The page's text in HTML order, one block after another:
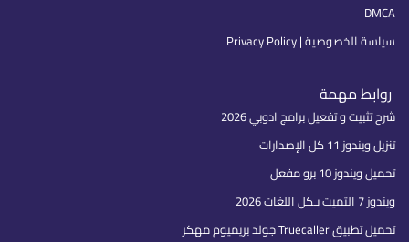
DMCA
سياسة الخصوصية | Privacy Policy
روابط مهمة
شرح تثبيت و تفعيل برامج ادوبي 2026
تنزيل ويندوز 11 كل الإصدارات
تحميل ويندوز 10 برو مفعل
ويندوز 7 التميت بـكل اللغات 2026
تحميل تطبيق Truecaller جولد بريميوم مهكر